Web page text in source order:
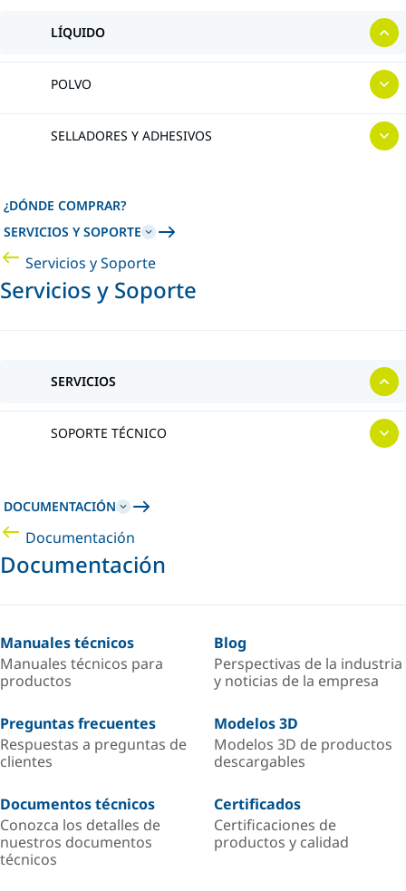
LÍQUIDO
POLVO
SELLADORES Y ADHESIVOS
¿DÓNDE COMPRAR?
SERVICIOS Y SOPORTE
Servicios y Soporte
Servicios y Soporte
SERVICIOS
SOPORTE TÉCNICO
DOCUMENTACIÓN
Documentación
Documentación
Manuales técnicos
Manuales técnicos para
productos
Blog
Perspectivas de la industria
y noticias de la empresa
Preguntas frecuentes
Respuestas a preguntas de
clientes
Modelos 3D
Modelos 3D de productos
descargables
Documentos técnicos
Conozca los detalles de
nuestros documentos
técnicos
Certificados
Certificaciones de
productos y calidad